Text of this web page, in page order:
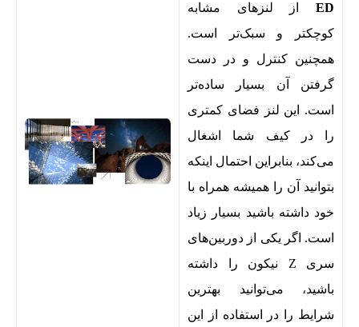
ED از لنزهای مشابه
کوچکتر و سبک‌تر است.
همچنین کنترل و در دست
گرفتن آن بسیار ساده‌تر
است. این لنز فضای کمتری
را در کیف شما اشغال
می‌کند، بنابراین احتمال اینکه
بتوانید آن را همیشه همراه با
خود داشته باشید بسیار زیاد
است. اگر یکی از دوربین‌های
سری Z نیکون را داشته
باشید، می‌توانید بهترین
شرایط را در استفاده از این